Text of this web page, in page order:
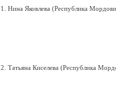
1. Нина Яковлева (Республика
2. Татьяна Киселева (Республика